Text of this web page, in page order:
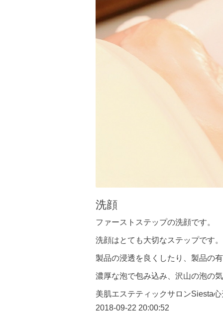
洗顔
ファーストステップの洗顔です。
洗顔はとても大切なステップです。
製品の浸透を良くしたり、製品の
濃厚な泡で包み込み、沢山の泡の
美肌エステティックサロンSiesta
2018-09-22 20:00:52